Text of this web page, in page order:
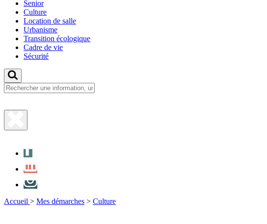
Senior
Culture
Location de salle
Urbanisme
Transition écologique
Cadre de vie
Sécurité
Fermer
Accueil > Mes démarches > Culture